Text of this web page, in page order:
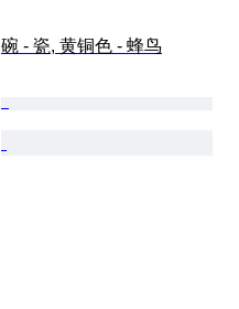
碗 - 瓷, 黄铜色 - 蜂鸟